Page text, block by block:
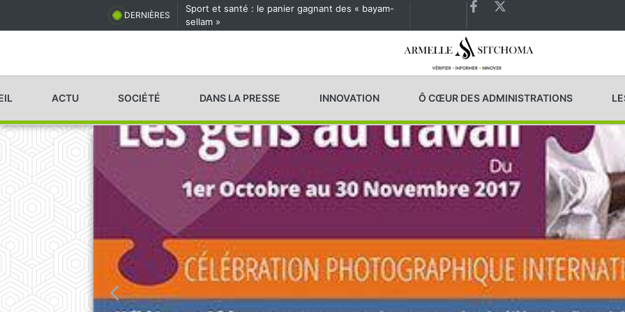
DERNIÈRES
Sport et santé : le panier gagnant des « bayam-
sellam »
Les États généraux de la Santé en préparation
ACTU SOCIÉTÉ DANS LA PRESSE INNOVATION Ô CŒUR DES ADMINISTRATIONS